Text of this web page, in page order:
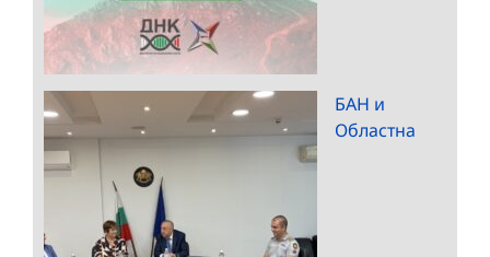
БАН и
Областна